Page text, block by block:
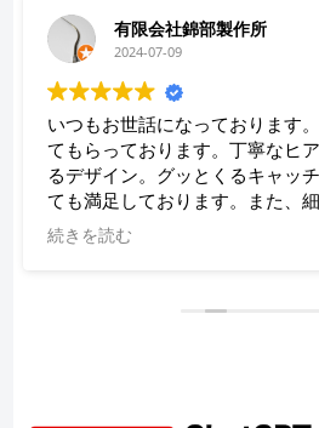
有限会社錦部製作所
2024-07-09
いつもお世話になっております
てもらっております。丁寧なヒ
るデザイン。グッとくるキャッ
ても満足しております。また、
対応していただき、助かっており
続きを読む